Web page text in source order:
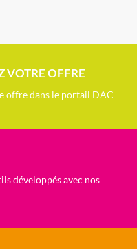
VOTRE OFFRE
offre dans le portail DAC
développés avec nos